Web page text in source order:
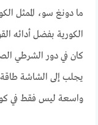
ما دونغ سو، الممثل
الكورية بفضل أدائه
كان في دور الشرطي
يجلب إلى الشاشة
واسعة ليس فقط في